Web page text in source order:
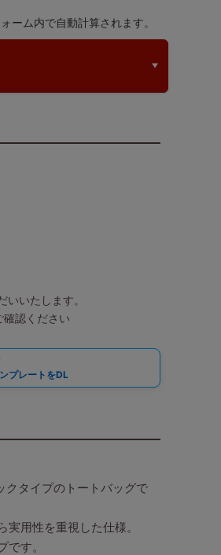
ーム内で自動計算されます。
いたします。
確認ください
プレートをDL
クタイプのトートバッグで
用性を重視した仕様。
す。